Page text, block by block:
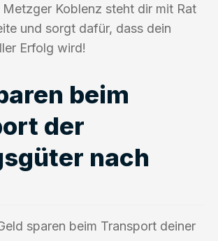
Koblenz steht dir mit Rat
und sorgt dafür, dass dein
Erfolg wird!
beim
der
nach
sparen beim Transport deiner